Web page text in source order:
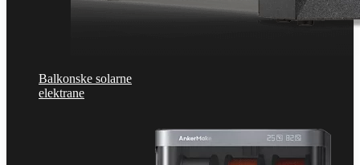
Balkonske solarne
elektrane